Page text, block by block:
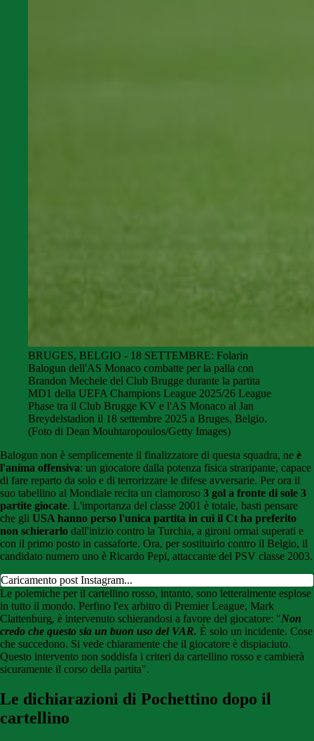
BRUGES, BELGIO - 18 SETTEMBRE: Folarin
Balogun dell'AS Monaco combatte per la palla con
Brandon Mechele del Club Brugge durante la partita
MD1 della UEFA Champions League 2025/26 League
Phase tra il Club Brugge KV e l'AS Monaco al Jan
Breydelstadion il 18 settembre 2025 a Bruges, Belgio.
(Foto di Dean Mouhtaropoulos/Getty Images)
Balogun non è semplicemente il finalizzatore di questa squadra, ne è
l'anima offensiva: un giocatore dalla potenza fisica straripante, capace
di fare reparto da solo e di terrorizzare le difese avversarie. Per ora il
suo tabellino al Mondiale recita un clamoroso 3 gol a fronte di sole 3
partite giocate. L'importanza del classe 2001 è totale, basti pensare
che gli USA hanno perso l'unica partita in cui il Ct ha preferito
non schierarlo dall'inizio contro la Turchia, a gironi ormai superati e
con il primo posto in cassaforte. Ora, per sostituirlo contro il Belgio, il
candidato numero uno è Ricardo Pepi, attaccante del PSV classe 2003.
Caricamento post Instagram...
Le polemiche per il cartellino rosso, intanto, sono letteralmente esplose
in tutto il mondo. Perfino l'ex arbitro di Premier League, Mark
Clattenburg, è intervenuto schierandosi a favore del giocatore: "Non
credo che questo sia un buon uso del VAR. È solo un incidente. Cose
che succedono. Si vede chiaramente che il giocatore è dispiaciuto.
Questo intervento non soddisfa i criteri da cartellino rosso e cambierà
sicuramente il corso della partita".
Le dichiarazioni di Pochettino dopo il
cartellino